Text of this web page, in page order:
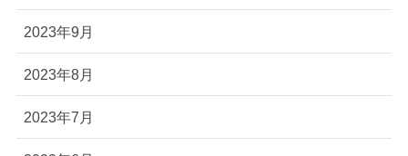
2023年9月
2023年8月
2023年7月